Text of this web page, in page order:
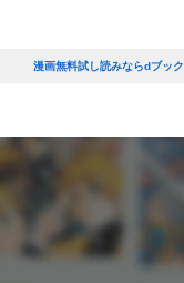
漫画無料試し読みならdブック